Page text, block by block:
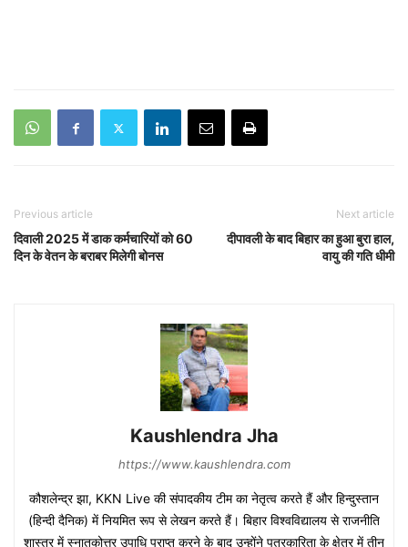
Previous article
दिवाली 2025 में डाक कर्मचारियों को 60
दिन के वेतन के बराबर मिलेगी बोनस
Next article
दीपावली के बाद बिहार का हुआ बुरा हाल,
वायु की गति धीमी
Kaushlendra Jha
https://www.kaushlendra.com
कौशलेन्द्र झा, KKN Live की संपादकीय टीम का नेतृत्व करते हैं और हिन्दुस्तान
(हिन्दी दैनिक) में नियमित रूप से लेखन करते हैं। बिहार विश्वविद्यालय से राजनीति
शास्त्र में स्नातकोत्तर उपाधि प्राप्त करने के बाद उन्होंने पत्रकारिता के क्षेत्र में तीन